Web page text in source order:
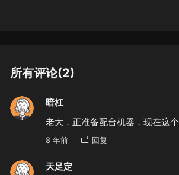
所有评论(2)
暗杠
老大，正准备配台机器，现在这
8 年前 回复
天足定